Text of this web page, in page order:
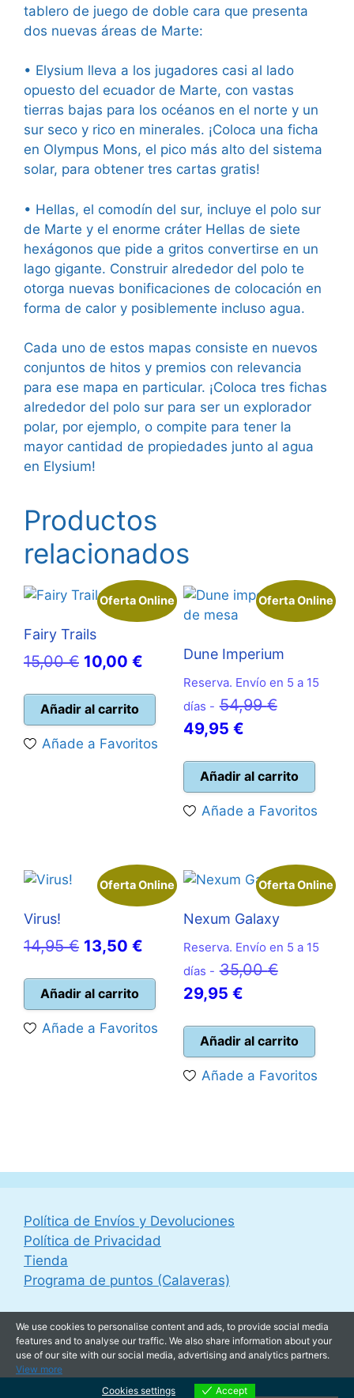
tablero de juego de doble cara que presenta
dos nuevas áreas de Marte:
• Elysium lleva a los jugadores casi al lado
opuesto del ecuador de Marte, con vastas
tierras bajas para los océanos en el norte y un
sur seco y rico en minerales. ¡Coloca una ficha
en Olympus Mons, el pico más alto del sistema
solar, para obtener tres cartas gratis!
• Hellas, el comodín del sur, incluye el polo sur
de Marte y el enorme cráter Hellas de siete
hexágonos que pide a gritos convertirse en un
lago gigante. Construir alrededor del polo te
otorga nuevas bonificaciones de colocación en
forma de calor y posiblemente incluso agua.
Cada uno de estos mapas consiste en nuevos
conjuntos de hitos y premios con relevancia
para ese mapa en particular. ¡Coloca tres fichas
alrededor del polo sur para ser un explorador
polar, por ejemplo, o compite para tener la
mayor cantidad de propiedades junto al agua
en Elysium!
Productos
relacionados
Oferta Online
Fairy Trails
15,00€ El
original
10,00 €
precio
actual
Añadir al carrito
Añade a Favoritos
Oferta Online
Dune Imperium
Reserva. Envío en 5 a 15
días - 54,99€El
era:
49,95 €El
actual
Añadir al carrito
Añade a Favoritos
Oferta Online
Virus!
14,95€ El
original
era:
14,95 €.
13,50 €
precio
actual
es:
13,50 €.
Añadir al carrito
Añade a Favoritos
Oferta Online
Nexum Galaxy
Reserva. Envío en 5 a 15
días - 35,00€El
era:
35,00 €.
29,95 €El
actual
es:
29,95 €.
Añadir al carrito
Añade a Favoritos
Política de Envíos y Devoluciones
Política de Privacidad
Tienda
Programa de puntos (Calaveras)
We use cookies to personalise content and ads, to provide social media
features and to analyse our traffic. We also share information about your
use of our site with our social media, advertising and analytics partners.
View more
Cookies settings
Accept